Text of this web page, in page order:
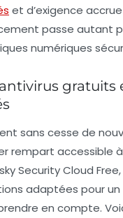
et d’exigence
passe autant
numériques
gratuits
sans cesse de
rempart accessible
Security Cloud
adaptées pour
en compte.